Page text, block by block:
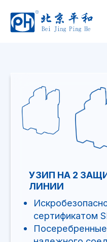
УЗИП НА 2 ЗАЩИЩАЕМЫЕ
ЛИНИИ
Искробезопасное
надежного соединения и
установки.
Простая конфигурация,
конструкция, поддержка
подключения.
Позолоченный разъем
перенапряжениям до 20